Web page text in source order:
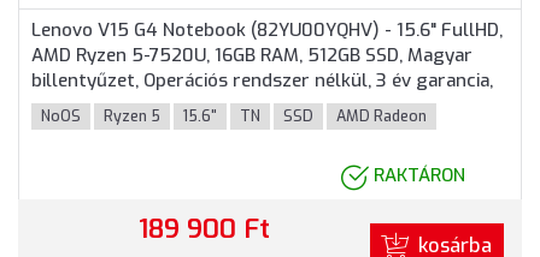
Lenovo V15 G4 Notebook (82YU00YQHV) - 15.6" FullHD,
AMD Ryzen 5-7520U, 16GB RAM, 512GB SSD, Magyar
billentyűzet, Operációs rendszer nélkül, 3 év garancia,
Fekete színben
NoOS Ryzen 5 15.6" TN SSD AMD Radeon
RAKTÁRON
189 900 Ft kosárba